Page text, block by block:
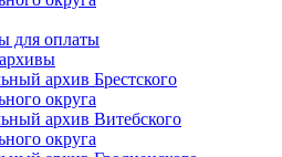
для оплаты
архив Брестского
округа
архив Витебского
округа